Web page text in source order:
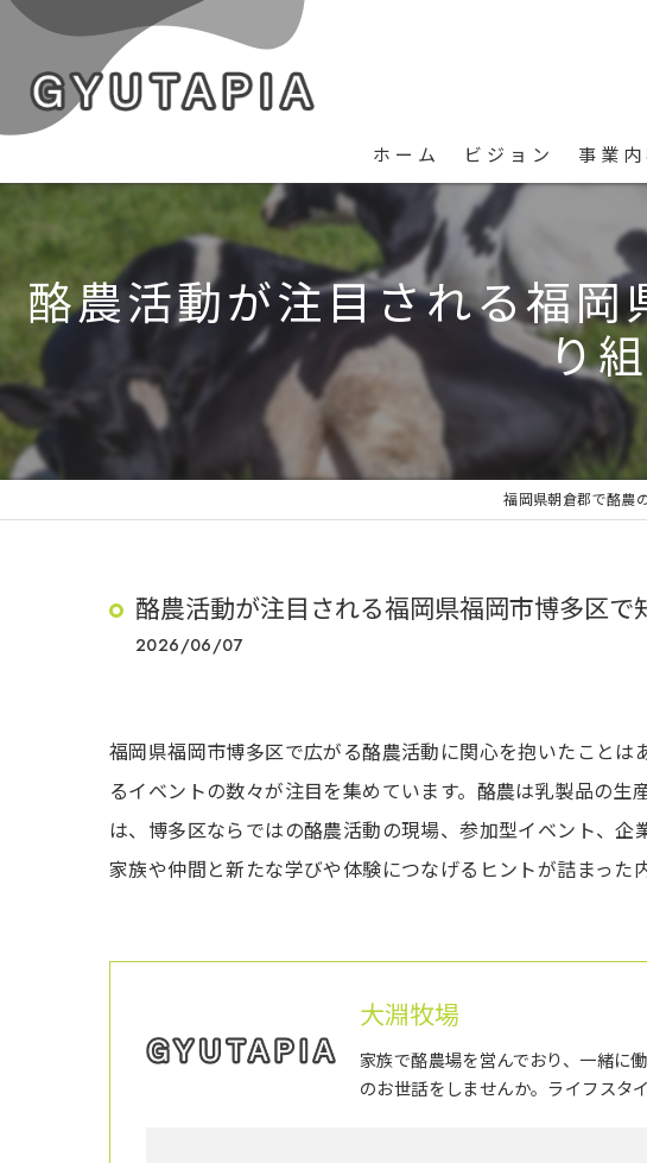
ホーム ビジョン 事業内
酪農活動が注目される福
り
福岡県朝倉郡で酪農
酪農活動が注目される福岡県福岡市博多区
2026/06/07
福岡県福岡市博多区で広がる酪農活動に関心を抱いたこと
るイベントの数々が注目を集めています。酪農は乳製品の
は、博多区ならではの酪農活動の現場、参加型イベント、企
家族や仲間と新たな学びや体験につなげるヒントが詰まった
大淵牧場
家族で酪農場を営んでおり、一緒に
のお世話をしませんか。ライフスタ